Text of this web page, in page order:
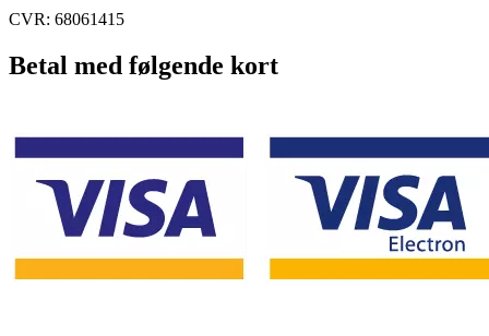
CVR: 68061415
Betal med følgende kort